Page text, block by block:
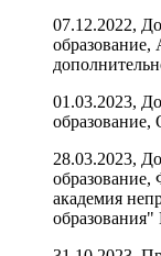
07.12.2022,
01.03.2023,
28.03.2023,
академия